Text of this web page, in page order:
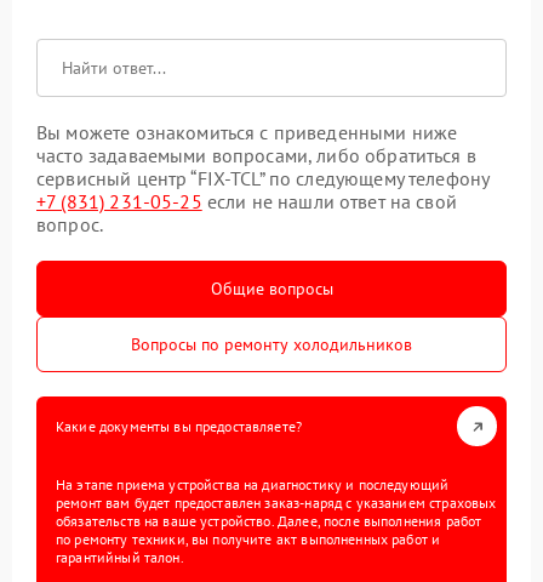
Вы можете ознакомиться с приведенными ниже
часто задаваемыми вопросами, либо обратиться в
сервисный центр “FIX-TCL” по следующему телефону
+7 (831) 231-05-25 если не нашли ответ на свой
вопрос.
Общие вопросы
Вопросы по ремонту холодильников
Какие документы вы предоставляете?
На этапе приема устройства на диагностику и последующий
ремонт вам будет предоставлен заказ-наряд с указанием страховых
обязательств на ваше устройство. Далее, после выполнения работ
по ремонту техники, вы получите акт выполненных работ и
гарантийный талон.